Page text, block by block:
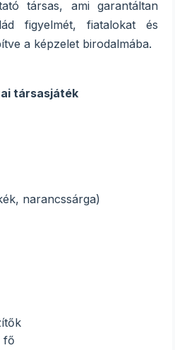
társas, ami garantáltan
figyelmét, fiatalokat és
a képzelet birodalmába.
társasjáték
narancssárga)
fő